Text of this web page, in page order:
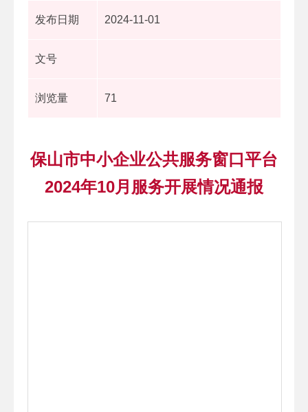
发布日期 2024-11-01
文号
浏览量 71
保山市中小企业公共服务窗口平台
2024年10月服务开展情况通报